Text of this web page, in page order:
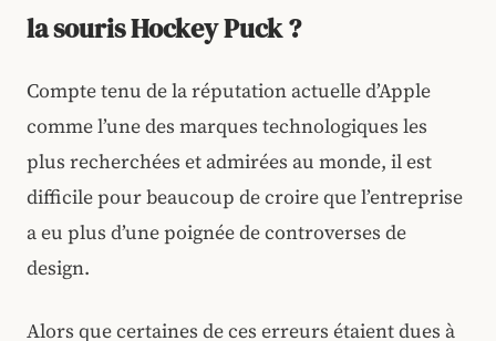
la souris Hockey Puck ?
Compte tenu de la réputation actuelle d’Apple
comme l’une des marques technologiques les
plus recherchées et admirées au monde, il est
difficile pour beaucoup de croire que l’entreprise
a eu plus d’une poignée de controverses de
design.
Alors que certaines de ces erreurs étaient dues à